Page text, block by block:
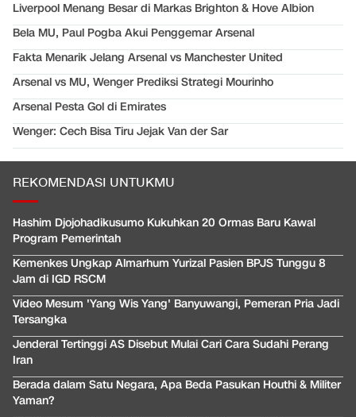
Liverpool Menang Besar di Markas Brighton & Hove Albion
Bela MU, Paul Pogba Akui Penggemar Arsenal
Fakta Menarik Jelang Arsenal vs Manchester United
Arsenal vs MU, Wenger Prediksi Strategi Mourinho
Arsenal Pesta Gol di Emirates
Wenger: Cech Bisa Tiru Jejak Van der Sar
REKOMENDASI UNTUKMU
Hashim Djojohadikusumo Kukuhkan 20 Ormas Baru Kawal
Program Pemerintah
Kemenkes Ungkap Almarhum Yurizal Pasien BPJS Tunggu 8
Jam di IGD RSCM
Video Mesum 'Yang Wis Yang' Banyuwangi, Pemeran Pria Jadi
Tersangka
Jenderal Tertinggi AS Disebut Mulai Cari Cara Sudahi Perang
Iran
Berada dalam Satu Negara, Apa Beda Pasukan Houthi & Militer
Yaman?